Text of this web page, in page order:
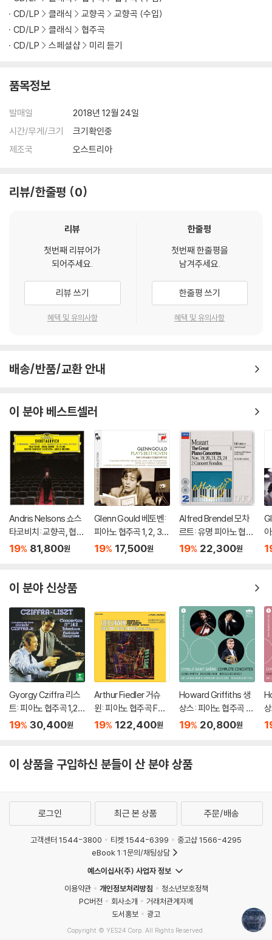
CD/LP
클래식 교향곡
교향곡 (수입)
CD/LP
클래식
협주곡
CD/LP
스페셜샵 미리 듣기
품목정보
발매일
2018년 12월 24일
시간/무게/크기
크기확인중
제조국
오스트리아
리뷰/한줄평 0
리뷰
첫번째 리뷰어가
되어주세요.
리뷰 쓰기
혜택 및 유의사항
한줄평
첫번째 한줄평을
남겨주세요.
한줄평 쓰기
혜택 및 유의사항
배송/반품/교환 안내
이 분야 베스트셀러
Andris Nelsons 쇼스
타코비치: 교향곡, 협주
곡 (Shostakovich: S
of Mtsensk District)
19% 81,800원
Glenn Gould 베토벤:
피아노 협주곡 1, 2, 3,
4, 5번 `황제` - 글렌 굴
19% 17,500원
Alfred Brendel 모차
르트: 유명 피아노 협주
곡집 (Mozart: The G
19% 22,300원
이 분야 신상품
Gyorgy Cziffra 리스
트: 피아노 협주곡 1,2번
(Liszt: Piano Concer
19% 30,400원
Arthur Fiedler 거슈
윈: 피아노 협주곡 F장
조 (Gershwin: Conc
[2LP]
19% 122,400원
Howard Griffiths 생
상스: 피아노 협주곡 2
번 외 (Saint-Saens:
19% 20,800원
이 상품을 구입하신 분들이 산 분야 상품
로그인 최근 본 상품 주문/배송
고객센터 1544-3800 티켓 1544-6399
중고샵 1566-4295
eBook 1:1문의/채팅상담
예스이십사(주) 사업자 정보
이용약관
개인정보처리방침
청소년보호정책
PC버전
회사소개
거래처관계자께
도서홍보
광고
Copyright © YES24 Corp. All Rights Reserved.